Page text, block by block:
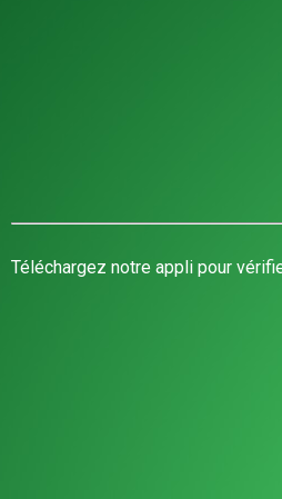
Téléchargez notre appli pour